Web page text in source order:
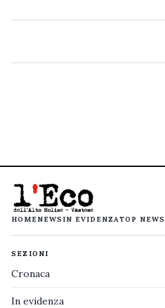
HOMENEWS IN EVIDENZATOP NEWS
SEZIONI
Cronaca
In evidenza